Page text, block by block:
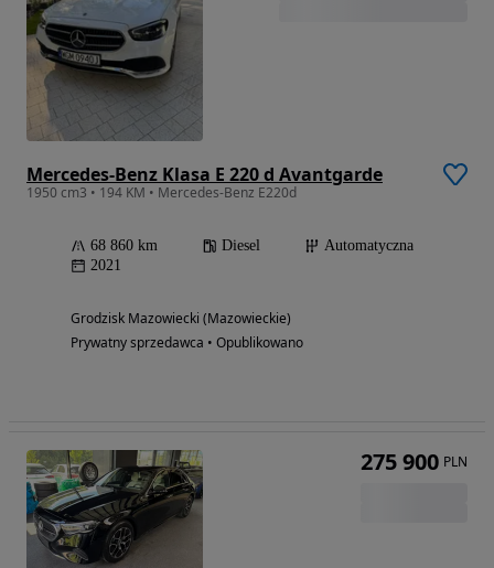
Mercedes-Benz Klasa E 220 d Avantgarde
1950 cm3 • 194 KM • Mercedes-Benz E220d
68 860 km Diesel
Automatyczna
2021
Grodzisk Mazowiecki (Mazowieckie)
Prywatny sprzedawca • Opublikowano
275 900 PLN